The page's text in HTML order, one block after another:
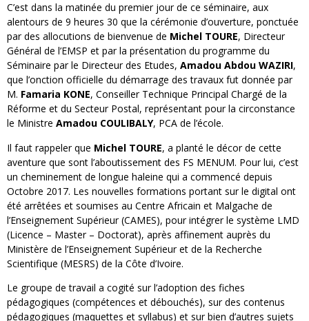
C’est dans la matinée du premier jour de ce séminaire, aux
alentours de 9 heures 30 que la cérémonie d’ouverture, ponctuée
par des allocutions de bienvenue de Michel TOURE, Directeur
Général de l’EMSP et par la présentation du programme du
Séminaire par le Directeur des Etudes, Amadou Abdou WAZIRI,
que l’onction officielle du démarrage des travaux fut donnée par
M. Famaria KONE, Conseiller Technique Principal Chargé de la
Réforme et du Secteur Postal, représentant pour la circonstance
le Ministre Amadou COULIBALY, PCA de l’école.
Il faut rappeler que Michel TOURE, a planté le décor de cette
aventure que sont l’aboutissement des FS MENUM. Pour lui, c’est
un cheminement de longue haleine qui a commencé depuis
Octobre 2017. Les nouvelles formations portant sur le digital ont
été arrêtées et soumises au Centre Africain et Malgache de
l’Enseignement Supérieur (CAMES), pour intégrer le système LMD
(Licence – Master – Doctorat), après affinement auprès du
Ministère de l’Enseignement Supérieur et de la Recherche
Scientifique (MESRS) de la Côte d’Ivoire.
Le groupe de travail a cogité sur l’adoption des fiches
pédagogiques (compétences et débouchés), sur des contenus
pédagogiques (maquettes et syllabus) et sur bien d’autres sujets